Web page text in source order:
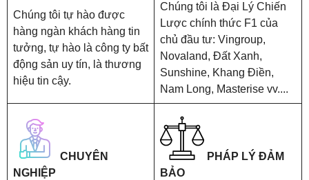
Chúng tôi tự hào được
hàng ngàn khách hàng tin
tưởng, tự hào là công ty bất
động sản uy tín, là thương
hiệu tin cậy.
Chúng tôi là Đại Lý Chiến
Lược chính thức F1 của
chủ đầu tư: Vingroup,
Novaland, Đất Xanh,
Sunshine, Khang Điền,
Nam Long, Masterise vv....
CHUYÊN
NGHIỆP
PHÁP LÝ ĐẢM
BẢO